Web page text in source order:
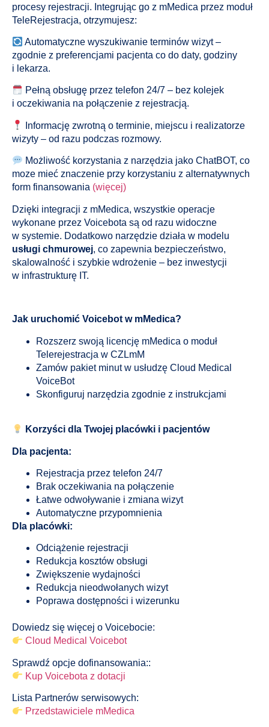
procesy rejestracji. Integrując go z mMedica przez moduł
TeleRejestracja, otrzymujesz:
Automatyczne wyszukiwanie terminów wizyt –
zgodnie z preferencjami pacjenta co do daty, godziny
i lekarza.
Pełną obsługę przez telefon 24/7 – bez kolejek
i oczekiwania na połączenie z rejestracją.
Informację zwrotną o terminie, miejscu i realizatorze
wizyty – od razu podczas rozmowy.
Możliwość korzystania z narzędzia jako ChatBOT, co
moze mieć znaczenie przy korzystaniu z alternatywnych
form finansowania (więcej)
Dzięki integracji z mMedica, wszystkie operacje
wykonane przez Voicebota są od razu widoczne
w systemie. Dodatkowo narzędzie działa w modelu
usługi chmurowej, co zapewnia bezpieczeństwo,
skalowalność i szybkie wdrożenie – bez inwestycji
w infrastrukturę IT.
Jak uruchomić Voicebot w mMedica?
Rozszerz swoją licencję mMedica o moduł
Telerejestracja w CZLmM
Zamów pakiet minut w usłudzę Cloud Medical
VoiceBot
Skonfiguruj narzędzia zgodnie z instrukcjami
Korzyści dla Twojej placówki i pacjentów
Dla pacjenta:
Rejestracja przez telefon 24/7
Brak oczekiwania na połączenie
Łatwe odwoływanie i zmiana wizyt
Automatyczne przypomnienia
Dla placówki:
Odciążenie rejestracji
Redukcja kosztów obsługi
Zwiększenie wydajności
Redukcja nieodwołanych wizyt
Poprawa dostępności i wizerunku
Dowiedz się więcej o Voicebocie:
Cloud Medical Voicebot
Sprawdź opcje dofinansowania::
Kup Voicebota z dotacji
Lista Partnerów serwisowych:
Przedstawiciele mMedica